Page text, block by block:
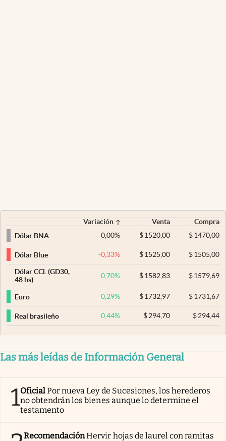
Variación Venta
Compra
Dólar BNA
0,00% $ 1520,00 $1470,00
Dólar Blue -0,33% $ 1525,00 $1505,00
Dólar CCL (GD30,
48 hs)
0,70% $ 1582,83 $1579,69
Euro 0,29% $ 1732,97 $1731,67
Real brasileño 0,44% $294,70 $294,44
Las más leídas de Información General
1OficialPor nueva Ley de Sucesiones, los herederos
no obtendrán los bienes aunque lo determine el
testamento
RecomendaciónHervir hojas de laurel con ramitas